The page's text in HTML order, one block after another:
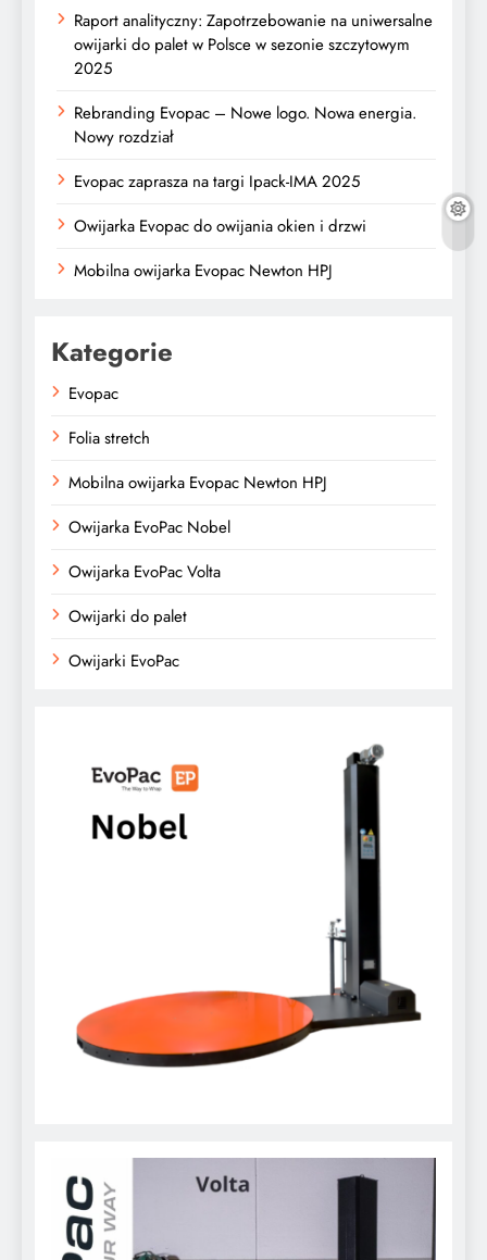
Raport analityczny: Zapotrzebowanie na uniwersalne
owijarki do palet w Polsce w sezonie szczytowym
2025
Rebranding Evopac – Nowe logo. Nowa energia.
Nowy rozdział
Evopac zaprasza na targi Ipack-IMA 2025
Owijarka Evopac do owijania okien i drzwi
Mobilna owijarka Evopac Newton HPJ
Kategorie
Evopac
Folia stretch
Mobilna owijarka Evopac Newton HPJ
Owijarka EvoPac Nobel
Owijarka EvoPac Volta
Owijarki do palet
Owijarki EvoPac